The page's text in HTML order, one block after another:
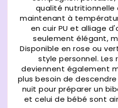
qualité
maintenant à
en cuir PU et alliage
seulement élégant,
Disponible en rose ou
style personnel. Les
deviennent également
plus besoin de
nuit pour préparer un
et celui de bébé sont